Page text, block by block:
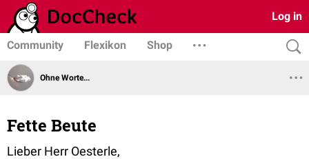
Log in
Community Flexikon Shop
Ohne Worte...
Fette Beute
Lieber Herr Oesterle,